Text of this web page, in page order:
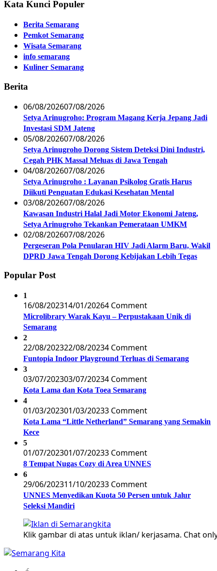
Kata Kunci Populer
Berita Semarang
Pemkot Semarang
Wisata Semarang
info semarang
Kuliner Semarang
Berita
06/08/202607/08/2026
Setya Arinugroho: Program Magang Kerja Jepang Jadi
Investasi SDM Jateng
05/08/202607/08/2026
Setya Arinugroho Dorong Sistem Deteksi Dini Industri,
Cegah PHK Massal Meluas di Jawa Tengah
04/08/202607/08/2026
Setya Arinugroho : Layanan Psikolog Gratis Harus
Diikuti Penguatan Edukasi Kesehatan Mental
03/08/202607/08/2026
Kawasan Industri Halal Jadi Motor Ekonomi Jateng,
Setya Arinugroho Tekankan Pemerataan UMKM
02/08/202607/08/2026
Pergeseran Pola Penularan HIV Jadi Alarm Baru, Wakil
DPRD Jawa Tengah Dorong Kebijakan Lebih Tegas
Popular Post
1
16/08/202314/01/20264 Comment
Microlibrary Warak Kayu – Perpustakaan Unik di
Semarang
2
22/08/202322/08/20234 Comment
Funtopia Indoor Playground Terluas di Semarang
3
03/07/202303/07/20234 Comment
Kota Lama dan Kota Toea Semarang
4
01/03/202301/03/20233 Comment
Kota Lama “Little Netherland” Semarang yang Semakin
Kece
5
01/07/202301/07/20233 Comment
8 Tempat Nugas Cozy di Area UNNES
6
29/06/202311/10/20233 Comment
UNNES Menyedikan Kuota 50 Persen untuk Jalur
Seleksi Mandiri
Klik gambar di atas untuk iklan/ kerjasama. Chat